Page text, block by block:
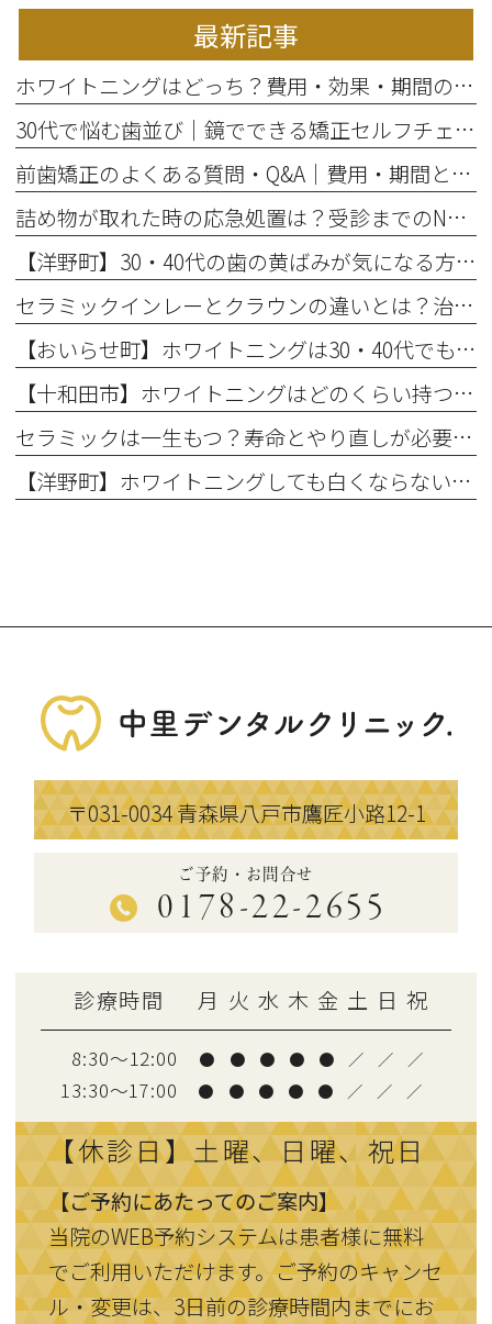
最新記事
ホワイトニングはどっち？費用・効果・期間の違いから選び方を解説
30代で悩む歯並び｜鏡でできる矯正セルフチェックと将来のリスク
前歯矯正のよくある質問・Q&A｜費用・期間と部分矯正の適応を解説
詰め物が取れた時の応急処置は？受診までのNG行動と放置リスク
【洋野町】30・40代の歯の黄ばみが気になる方へ｜ホワイトニングで変わる歯と印象
セラミックインレーとクラウンの違いとは？治療範囲別に適した選択肢を解説
【おいらせ町】ホワイトニングは30・40代でも効果ある？年代別の特徴と始める前に知っておきたいこと
【十和田市】ホワイトニングはどのくらい持つ？持続期間と長持ちさせるコツ
セラミックは一生もつ？寿命とやり直しが必要になるケース
【洋野町】ホワイトニングしても白くならない理由とは？効果が出にくい人の特徴
〒031-0034青森県八戸市鷹匠小路12-1
ご予約・お問合せ
0178-22-2655
診療時間 月 火 水 木 金 土 日 祝
8:30～12:00 ● ● ● ● ● ／ ／ ／
13:30〜17:00 ● ● ● ● ● ／ ／ ／
【休診日】土曜、日曜、祝日
【ご予約にあたってのご案内】
当院のWEB予約システムは患者様に無料
でご利用いただけます。ご予約のキャンセ
ル・変更は、3日前の診療時間内までにお